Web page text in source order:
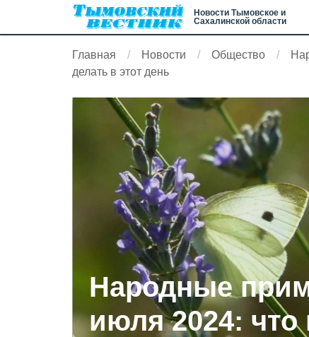
Новости Тымовское и
Сахалинской области
Главная Новости Общество
делать в этот день
Народные
июля 2024: